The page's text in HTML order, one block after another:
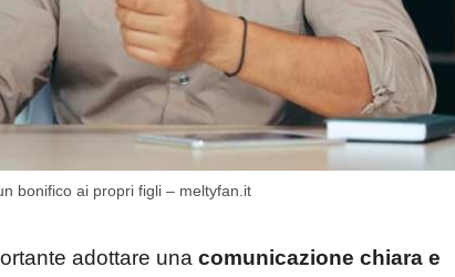
bonifico ai propri figli – meltyfan.it
adottare una comunicazione chiara e